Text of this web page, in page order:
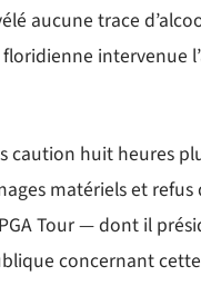
aucune trace
intervenue
caution huit heures
matériels et
Tour — dont il
concernant